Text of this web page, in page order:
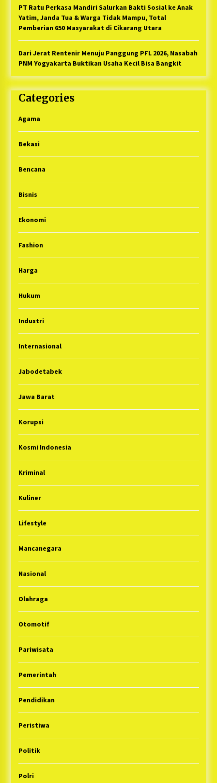
PT Ratu Perkasa Mandiri Salurkan Bakti Sosial ke Anak
Yatim, Janda Tua & Warga Tidak Mampu, Total
Pemberian 650 Masyarakat di Cikarang Utara
Dari Jerat Rentenir Menuju Panggung PFL 2026, Nasabah
PNM Yogyakarta Buktikan Usaha Kecil Bisa Bangkit
Categories
Agama
Bekasi
Bencana
Bisnis
Ekonomi
Fashion
Harga
Hukum
Industri
Internasional
Jabodetabek
Jawa Barat
Korupsi
Kosmi Indonesia
Kriminal
Kuliner
Lifestyle
Mancanegara
Nasional
Olahraga
Otomotif
Pariwisata
Pemerintah
Pendidikan
Peristiwa
Politik
Polri